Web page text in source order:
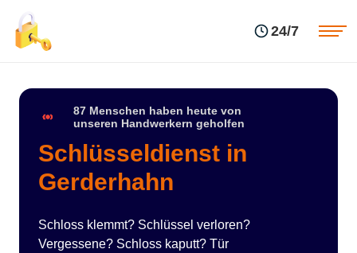
24/7
87 Menschen haben heute von
unseren Handwerkern geholfen
Schlüsseldienst in
Gerderhahn
Schloss klemmt? Schlüssel verloren?
Vergessene? Schloss kaputt? Tür